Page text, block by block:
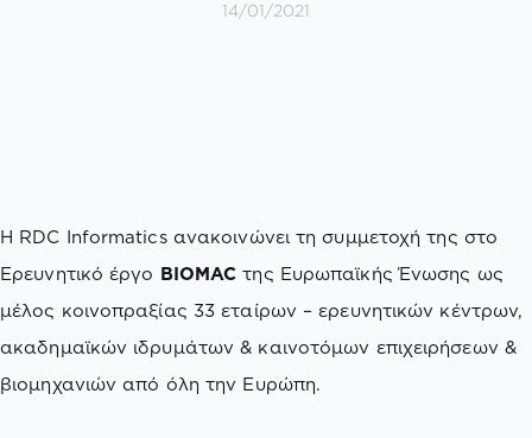
14/01/2021
H RDC Informatics ανακοινώνει τη συμμετοχή της στο
Ερευνητικό έργο BIOMAC της Ευρωπαϊκής Ένωσης ως
μέλος κοινοπραξίας 33 εταίρων – ερευνητικών κέντρων,
ακαδημαϊκών ιδρυμάτων & καινοτόμων επιχειρήσεων &
βιομηχανιών από όλη την Ευρώπη.